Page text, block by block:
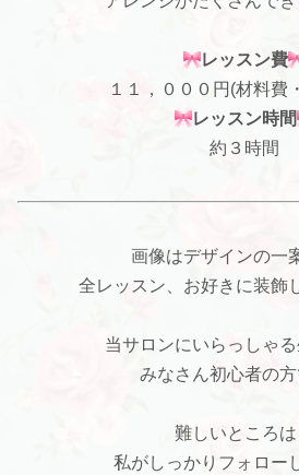
レッスン費
１１，０００円(材料費
レッスン時間
約３時間
画像はデザインの一
全レッスン、お好きに装飾
当サロンにいらっしゃる
みなさん初心者の
難しいところは
私がしっかりフォロー